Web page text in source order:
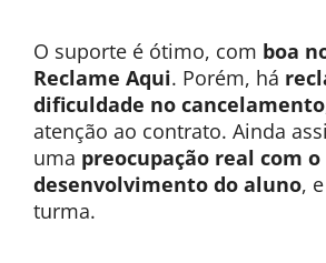
O suporte é ótimo, com boa
Reclame Aqui. Porém, há
dificuldade no cancelamento
atenção ao contrato. Ainda
uma preocupação real com o
desenvolvimento do aluno,
turma.